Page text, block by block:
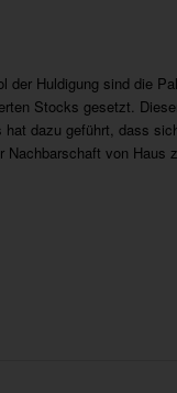
Huldigung sind die
Stocks gesetzt.
dazu geführt, dass
von Haus